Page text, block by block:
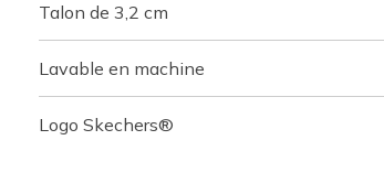
Talon de 3,2 cm
Lavable en machine
Logo Skechers®